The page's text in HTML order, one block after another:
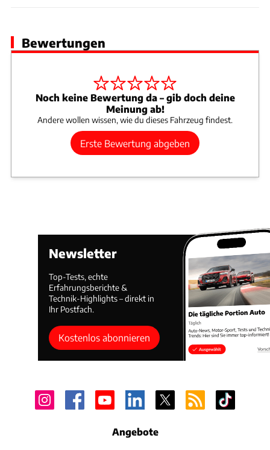
Bewertungen
Noch keine Bewertung da – gib doch deine
Meinung ab!
Andere wollen wissen, wie du dieses Fahrzeug findest.
Erste Bewertung abgeben
Newsletter
Top-Tests, echte
Erfahrungsberichte &
Technik-Highlights – direkt in
Ihr Postfach.
Kostenlos abonnieren
Angebote